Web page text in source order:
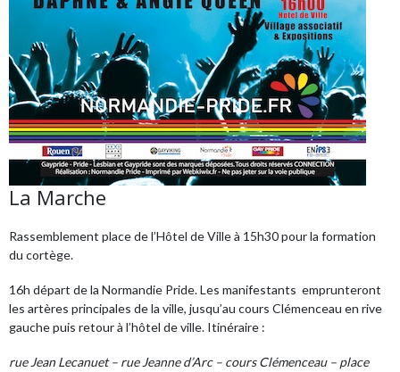
La Marche
Rassemblement place de l’Hôtel de Ville à 15h30 pour la formation
du cortège.
16h départ de la Normandie Pride. Les manifestants emprunteront
les artères principales de la ville, jusqu’au cours Clémenceau en rive
gauche puis retour à l’hôtel de ville. Itinéraire :
rue Jean Lecanuet – rue Jeanne d’Arc – cours Clémenceau – place